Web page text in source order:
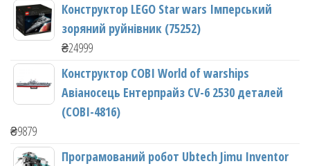
Конструктор LEGO Star wars Імперський
зоряний руйнівник (75252)
₴24999
Конструктор COBI World of warships
Авіаносець Ентерпрайз CV-6 2530 деталей
(COBI-4816)
₴9879
Програмований робот Ubtech Jimu Inventor